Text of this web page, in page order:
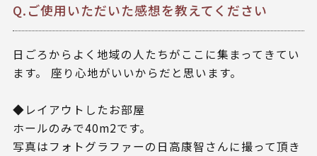
Q.ご使用いただいた感想を教えてください
日ごろからよく地域の人たちがここに集まってきてい
ます。 座り心地がいいからだと思います。
◆レイアウトしたお部屋
ホールのみで40m2です。
写真はフォトグラファーの日高康智さんに撮って頂き